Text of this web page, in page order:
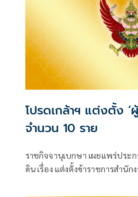
โปรดเกล้าฯ แต่งตั้ง ‘
จำนวน 10 ราย
ราชกิจจานุเบกษา เผยแพร่ประ
ดิน เรื่อง แต่งตั้งข้าราชการสำนั